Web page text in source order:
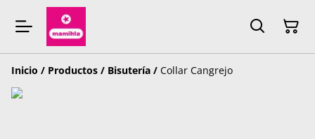
Inicio / Productos / Bisutería / Collar Cangrejo